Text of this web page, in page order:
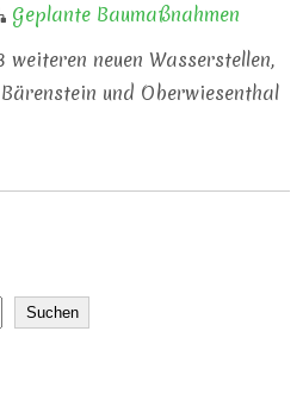
Geplante Baumaßnahmen
neuen Wasserstellen,
und Oberwiesenthal
Suchen